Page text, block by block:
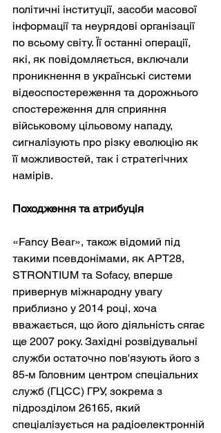
політичні інституції, засоби масової
інформації та неурядові організації
по всьому світу. Її останні операції,
які, як повідомляється, включали
проникнення в українські системи
відеоспостереження та дорожнього
спостереження для сприяння
військовому цільовому нападу,
сигналізують про різку еволюцію як
її можливостей, так і стратегічних
намірів.
Походження та атрибуція
«Fancy Bear», також відомий під
такими псевдонімами, як APT28,
STRONTIUM та Sofacy, вперше
привернув міжнародну увагу
приблизно у 2014 році, хоча
вважається, що його діяльність сягає
ще 2007 року. Західні розвідувальні
служби остаточно пов'язують його з
85-м Головним центром спеціальних
служб (ГЦСС) ГРУ, зокрема з
підрозділом 26165, який
спеціалізується на радіоелектронній